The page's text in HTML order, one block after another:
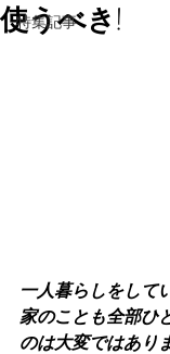
特集記事
使うべき!
一人暮らしをして
家のことも全部ひ
のは大変ではあり